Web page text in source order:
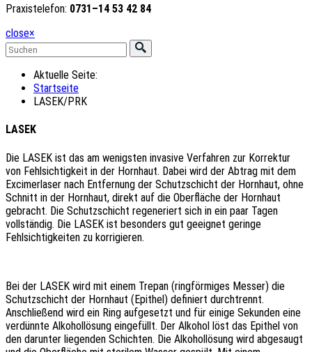
Praxistelefon: 0731–14 53 42 84
close×
Aktuelle Seite:
Startseite
LASEK/PRK
LASEK
Die LASEK ist das am wenigsten invasive Verfahren zur Korrektur
von Fehlsichtigkeit in der Hornhaut. Dabei wird der Abtrag mit dem
Excimerlaser nach Entfernung der Schutzschicht der Hornhaut, ohne
Schnitt in der Hornhaut, direkt auf die Oberfläche der Hornhaut
gebracht. Die Schutzschicht regeneriert sich in ein paar Tagen
vollständig. Die LASEK ist besonders gut geeignet geringe
Fehlsichtigkeiten zu korrigieren.
Bei der LASEK wird mit einem Trepan (ringförmiges Messer) die
Schutzschicht der Hornhaut (Epithel) definiert durchtrennt.
Anschließend wird ein Ring aufgesetzt und für einige Sekunden eine
verdünnte Alkohollösung eingefüllt. Der Alkohol löst das Epithel von
den darunter liegenden Schichten. Die Alkohollösung wird abgesaugt